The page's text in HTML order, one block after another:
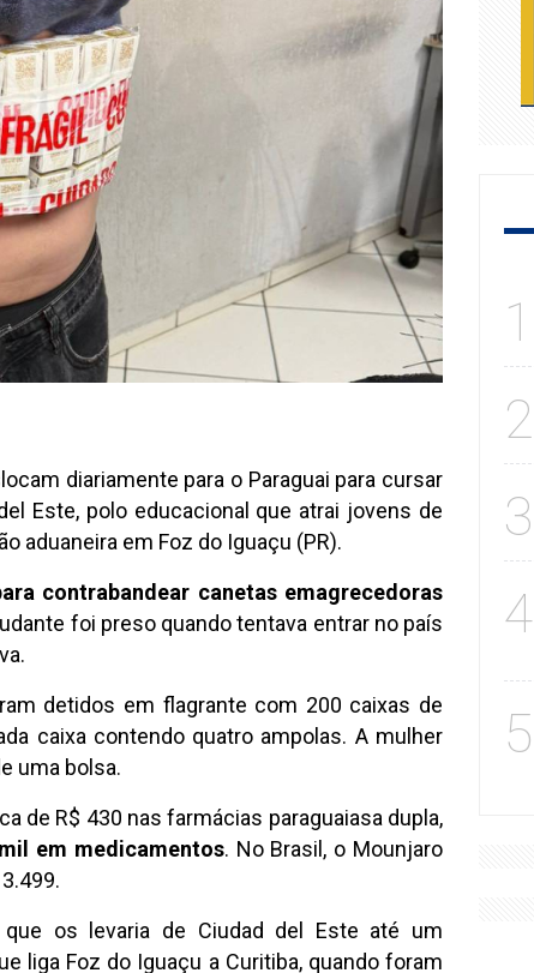
diariamente para o Paraguai para cursar
Este, polo educacional que atrai jovens de
aduaneira em Foz do Iguaçu (PR).
contrabandear canetas emagrecedoras
foi preso quando tentava entrar no país
detidos em flagrante com 200 caixas de
caixa contendo quatro ampolas. A mulher
uma bolsa.
de R$ 430 nas farmácias paraguaiasa dupla,
em medicamentos. No Brasil, o Mounjaro
os levaria de Ciudad del Este até um
liga Foz do Iguaçu a Curitiba, quando foram
1
2
3
4
5